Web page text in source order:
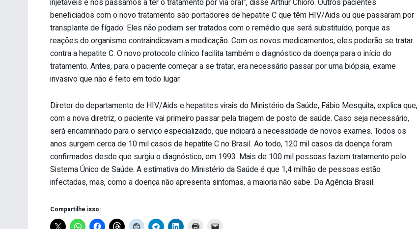
injetáveis e nós passamos a ter o tratamento por via oral”, disse Arthur Chioro. Outros pacientes
beneficiados com o novo tratamento são portadores de hepatite C que têm HIV/Aids ou que passaram por
transplante de fígado. Eles não podiam ser tratados com o remédio que será substituído, porque as
reações do organismo contraindicavam a medicação. Com os novos medicamentos, eles poderão se tratar
contra a hepatite C. O novo protocolo clínico facilita também o diagnóstico da doença para o início do
tratamento. Antes, para o paciente começar a se tratar, era necessário passar por uma biópsia, exame
invasivo que não é feito em todo lugar.
Diretor do departamento de HIV/Aids e hepatites virais do Ministério da Saúde, Fábio Mesquita, explica que,
com a nova diretriz, o paciente vai primeiro passar pela triagem de posto de saúde. Caso seja necessário,
será encaminhado para o serviço especializado, que indicará a necessidade de novos exames. Todos os
anos surgem cerca de 10 mil casos de hepatite C no Brasil. Ao todo, 120 mil casos da doença foram
confirmados desde que surgiu o diagnóstico, em 1993. Mais de 100 mil pessoas fazem tratamento pelo
Sistema Único de Saúde. A estimativa do Ministério da Saúde é que 1,4 milhão de pessoas estão
infectadas, mas, como a doença não apresenta sintomas, a maioria não sabe. Da Agência Brasil.
Compartilhe isso: